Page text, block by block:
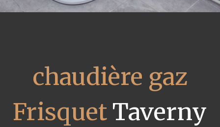
chaudière gaz
Frisquet Taverny